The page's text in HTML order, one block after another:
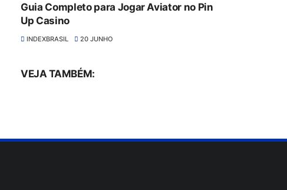
Guia Completo para Jogar Aviator no Pin
Up Casino
INDEXBRASIL 20 JUNHO
VEJA TAMBÉM: